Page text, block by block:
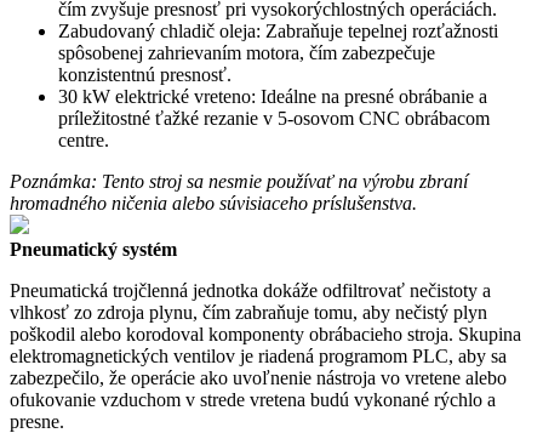
čím zvyšuje presnosť pri vysokorýchlostných operáciách.
Zabudovaný chladič oleja: Zabraňuje tepelnej rozťažnosti
spôsobenej zahrievaním motora, čím zabezpečuje
konzistentnú presnosť.
30 kW elektrické vreteno: Ideálne na presné obrábanie a
príležitostné ťažké rezanie v 5-osovom CNC obrábacom
centre.
Poznámka: Tento stroj sa nesmie používať na výrobu zbraní
hromadného ničenia alebo súvisiaceho príslušenstva.
Pneumatický systém
Pneumatická trojčlenná jednotka dokáže odfiltrovať nečistoty a
vlhkosť zo zdroja plynu, čím zabraňuje tomu, aby nečistý plyn
poškodil alebo korodoval komponenty obrábacieho stroja. Skupina
elektromagnetických ventilov je riadená programom PLC, aby sa
zabezpečilo, že operácie ako uvoľnenie nástroja vo vretene alebo
ofukovanie vzduchom v strede vretena budú vykonané rýchlo a
presne.